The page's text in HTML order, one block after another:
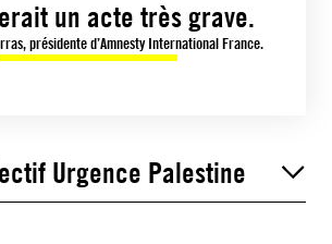
un acte très grave.
présidente d’Amnesty International France.
Urgence Palestine